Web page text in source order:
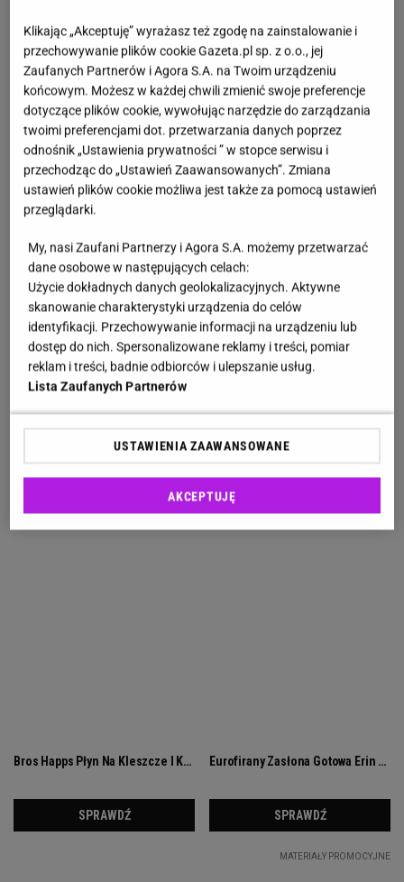
Klikając „Akceptuję” wyrażasz też zgodę na zainstalowanie i
przechowywanie plików cookie Gazeta.pl sp. z o.o., jej
Zaufanych Partnerów i Agora S.A. na Twoim urządzeniu
końcowym. Możesz w każdej chwili zmienić swoje preferencje
dotyczące plików cookie, wywołując narzędzie do zarządzania
twoimi preferencjami dot. przetwarzania danych poprzez
odnośnik „Ustawienia prywatności ” w stopce serwisu i
przechodząc do „Ustawień Zaawansowanych”. Zmiana
ustawień plików cookie możliwa jest także za pomocą ustawień
przeglądarki.
My, nasi Zaufani Partnerzy i Agora S.A. możemy przetwarzać
dane osobowe w następujących celach:
Użycie dokładnych danych geolokalizacyjnych. Aktywne
skanowanie charakterystyki urządzenia do celów
identyfikacji. Przechowywanie informacji na urządzeniu lub
dostęp do nich. Spersonalizowane reklamy i treści, pomiar
reklam i treści, badnie odbiorców i ulepszanie usług.
Lista Zaufanych Partnerów
USTAWIENIA ZAAWANSOWANE
AKCEPTUJĘ